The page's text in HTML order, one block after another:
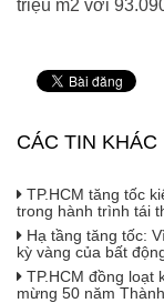
triệu m2 với
CÁC TIN KHÁC
TP.HCM tăng tốc
trong hành trình tái
Hạ tầng tăng tốc:
kỳ vàng của bất
TP.HCM đồng loạt
mừng 50 năm